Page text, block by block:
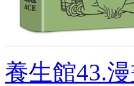
養生館43.